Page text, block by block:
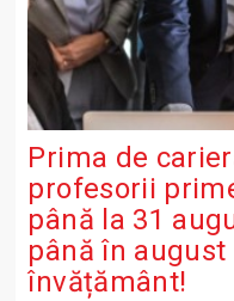
Prima de
profesorii
până la 31
până în
învățământ!